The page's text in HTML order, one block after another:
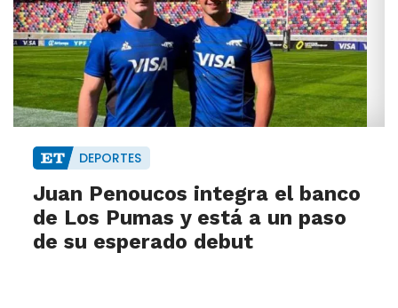
DEPORTES
Juan Penoucos integra el banco
de Los Pumas y está a un paso
de su esperado debut